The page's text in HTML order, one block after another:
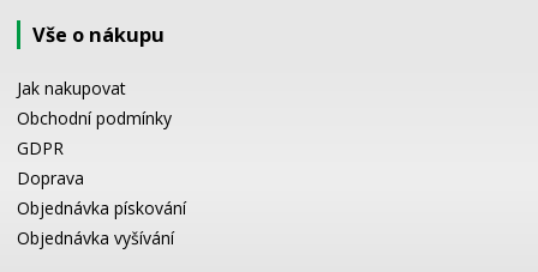
Vše o nákupu
Jak nakupovat
Obchodní podmínky
GDPR
Doprava
Objednávka pískování
Objednávka vyšívání